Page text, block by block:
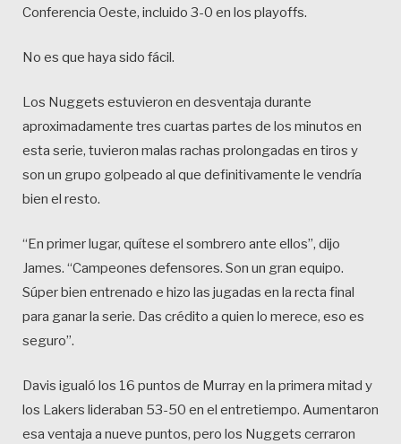
Conferencia Oeste, incluido 3-0 en los playoffs.
No es que haya sido fácil.
Los Nuggets estuvieron en desventaja durante
aproximadamente tres cuartas partes de los minutos en
esta serie, tuvieron malas rachas prolongadas en tiros y
son un grupo golpeado al que definitivamente le vendría
bien el resto.
“En primer lugar, quítese el sombrero ante ellos”, dijo
James. “Campeones defensores. Son un gran equipo.
Súper bien entrenado e hizo las jugadas en la recta final
para ganar la serie. Das crédito a quien lo merece, eso es
seguro”.
Davis igualó los 16 puntos de Murray en la primera mitad y
los Lakers lideraban 53-50 en el entretiempo. Aumentaron
esa ventaja a nueve puntos, pero los Nuggets cerraron